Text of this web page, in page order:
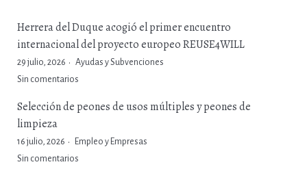
Herrera del Duque acogió el primer encuentro
internacional del proyecto europeo REUSE4WILL
29 julio, 2026
Ayudas y Subvenciones
Sin comentarios
Selección de peones de usos múltiples y peones de
limpieza
16 julio, 2026
Empleo y Empresas
Sin comentarios